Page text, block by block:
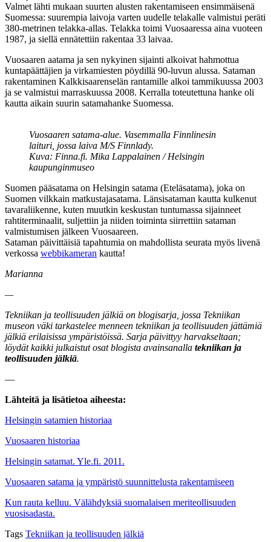
Valmet lähti mukaan suurten alusten rakentamiseen ensimmäisenä
Suomessa: suurempia laivoja varten uudelle telakalle valmistui peräti
380-metrinen telakka-allas. Telakka toimi Vuosaaressa aina vuoteen
1987, ja siellä ennätettiin rakentaa 33 laivaa.
Vuosaaren aatama ja sen nykyinen sijainti alkoivat hahmottua
kuntapäättäjien ja virkamiesten pöydillä 90-luvun alussa. Sataman
rakentaminen Kalkkisaarenselän rantamille alkoi tammikuussa 2003
ja se valmistui marraskuussa 2008. Kerralla toteutettuna hanke oli
kautta aikain suurin satamahanke Suomessa.
Vuosaaren satama-alue. Vasemmalla Finnlinesin
laituri, jossa laiva M/S Finnlady.
Kuva: Finna.fi. Mika Lappalainen / Helsingin
kaupunginmuseo
Suomen pääsatama on Helsingin satama (Eteläsatama), joka on
Suomen vilkkain matkustajasatama. Länsisataman kautta kulkenut
tavaraliikenne, kuten muutkin keskustan tuntumassa sijainneet
rahtiterminaalit, suljettiin ja niiden toiminta siirrettiin sataman
valmistumisen jälkeen Vuosaareen.
Sataman päivittäisiä tapahtumia on mahdollista seurata myös livenä
verkossa webbikameran kautta!
Marianna
—
Tekniikan ja teollisuuden jälkiä on blogisarja, jossa Tekniikan
museon väki tarkastelee menneen tekniikan ja teollisuuden jättämiä
jälkiä erilaisissa ympäristöissä. Sarja päivittyy harvakseltaan;
löydät kaikki julkaistut osat blogista avainsanalla tekniikan ja
teollisuuden jälkiä.
—
Lähteitä ja lisätietoa aiheesta:
Helsingin satamien historiaa
Vuosaaren historiaa
Helsingin satamat. Yle.fi. 2011.
Vuosaaren satama ja ympäristö suunnittelusta rakentamiseen
Kun rauta kelluu. Välähdyksiä suomalaisen meriteollisuuden
vuosisadasta.
Tags Tekniikan ja teollisuuden jälkiä